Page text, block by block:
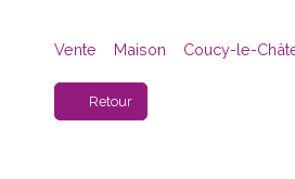
Vente Maison Coucy-le-
Retour